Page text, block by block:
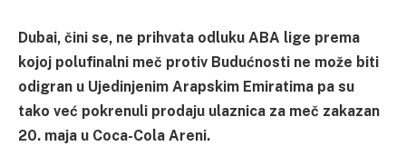
Dubai, čini se, ne prihvata odluku ABA lige prema
kojoj polufinalni meč protiv Budućnosti ne može biti
odigran u Ujedinjenim Arapskim Emiratima pa su
tako već pokrenuli prodaju ulaznica za meč zakazan
20. maja u Coca-Cola Areni.